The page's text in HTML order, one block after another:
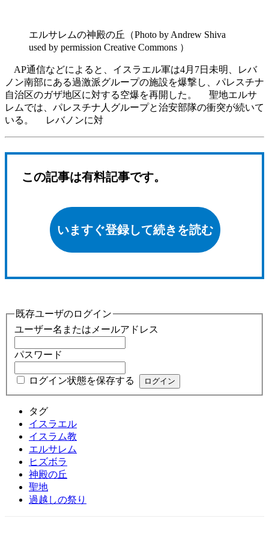
エルサレムの神殿の丘（Photo by Andrew Shiva
used by permission Creative Commons ）
AP通信などによると、イスラエル軍は4月7日未明、レバ
ノン南部にある過激派グループの施設を爆撃し、パレスチナ
自治区のガザ地区に対する空爆を再開した。 聖地エルサ
レムでは、パレスチナ人グループと治安部隊の衝突が続いて
いる。 レバノンに対
この記事は有料記事です。
いますぐ登録して続きを読む
既存ユーザのログイン
ユーザー名またはメールアドレス
パスワード
ログイン状態を保存する
タグ
イスラエル
イスラム教
エルサレム
ヒズボラ
神殿の丘
聖地
過越しの祭り